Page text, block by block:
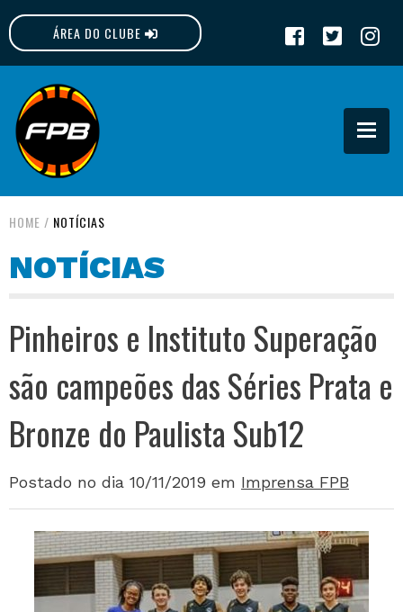
ÁREA DO CLUBE
FPB
HOME / NOTÍCIAS
NOTÍCIAS
Pinheiros e Instituto Superação
são campeões das Séries Prata e
Bronze do Paulista Sub12
Postado no dia 10/11/2019 em Imprensa FPB